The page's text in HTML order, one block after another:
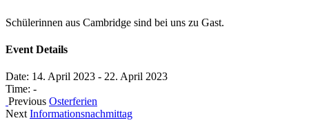
Schülerinnen aus Cambridge sind bei uns zu Gast.
Event Details
Date: 14. April 2023 - 22. April 2023
Time: -
Previous Osterferien
Next Informationsnachmittag